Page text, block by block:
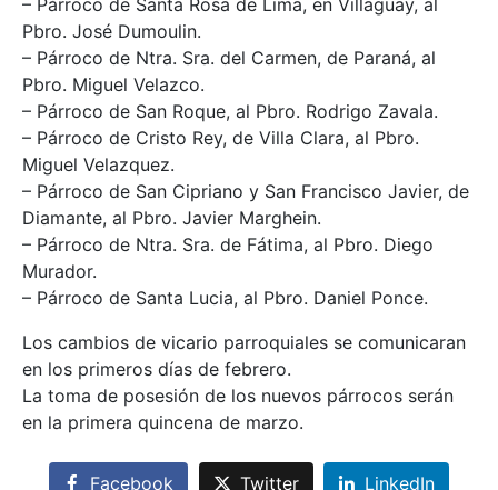
– Párroco de Santa Rosa de Lima, en Villaguay, al
Pbro. José Dumoulin.
– Párroco de Ntra. Sra. del Carmen, de Paraná, al
Pbro. Miguel Velazco.
– Párroco de San Roque, al Pbro. Rodrigo Zavala.
– Párroco de Cristo Rey, de Villa Clara, al Pbro.
Miguel Velazquez.
– Párroco de San Cipriano y San Francisco Javier, de
Diamante, al Pbro. Javier Marghein.
– Párroco de Ntra. Sra. de Fátima, al Pbro. Diego
Murador.
– Párroco de Santa Lucia, al Pbro. Daniel Ponce.
Los cambios de vicario parroquiales se comunicaran
en los primeros días de febrero.
La toma de posesión de los nuevos párrocos serán
en la primera quincena de marzo.
Facebook Twitter LinkedIn